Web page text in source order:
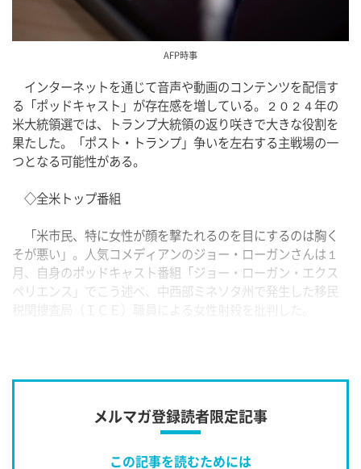
AFP時事
インターネットを通じて音声や動画のコンテンツを配信す
る「ポッドキャスト」が存在感を増している。２０２４年の
米大統領選では、トランプ大統領の返り咲きで大きな役割を
果たした。「ポスト・トランプ」争いを左右する主戦場の一
つとなる可能性がある。
◇全米トップ番組
「米市民、特に女性が顔を撃たれるのを目にするのは胸く
そが悪い」。人気コメディアンのジョー・ローガンさんは１
月、自身のポッドキャスト番組「ジョー・ローガン・エクス
ペリエンス」でこう述べ、中西部ミネソタ州で発生した移民
税関捜査局（ＩＣＥ）職員による女性射殺を批判した。
２０７０万人を超える。２４年１０月には、共和党候補とし
メルマガ登録読者限定記事
この記事を読むためには